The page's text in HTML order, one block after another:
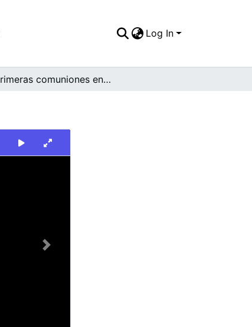
Log In
Primeras comuniones en el Liceo Belalcazar
Next